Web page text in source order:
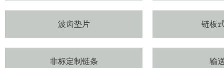
波齿垫片 链板
非标定制链条 输